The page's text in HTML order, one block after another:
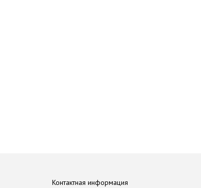
Контактная информация